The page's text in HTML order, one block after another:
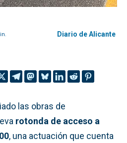
Diario de Alicante
las obras de
rotonda de acceso a
, una actuación que cuenta